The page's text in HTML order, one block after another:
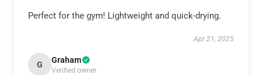
Perfect for the gym! Lightweight and quick-drying.
Apr 21, 2025
G Graham
Verified owner